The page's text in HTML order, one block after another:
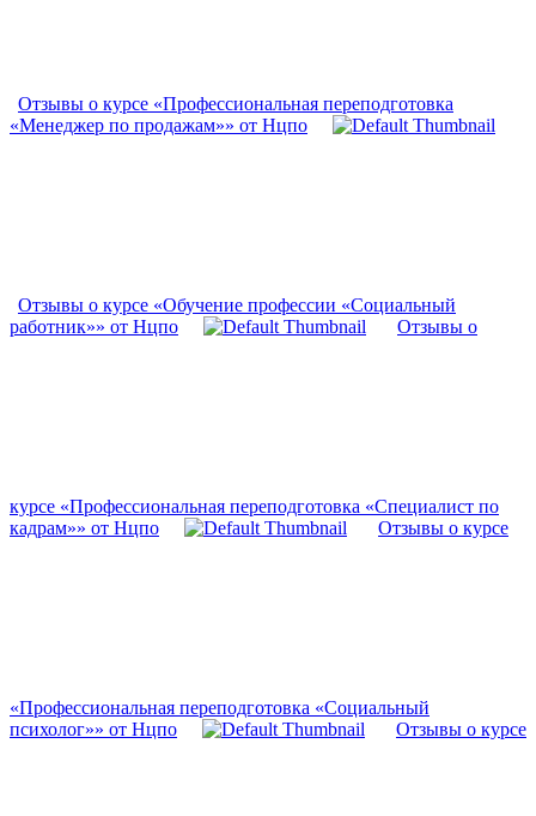
Отзывы о курсе «Профессиональная переподготовка
«Менеджер по продажам»» от Нцпо
Отзывы о курсе «Обучение профессии «Социальный
работник»» от Нцпо
Отзывы о
курсе «Профессиональная переподготовка «Специалист по
кадрам»» от Нцпо
Отзывы о курсе
«Профессиональная переподготовка «Социальный
психолог»» от Нцпо
Отзывы о курсе